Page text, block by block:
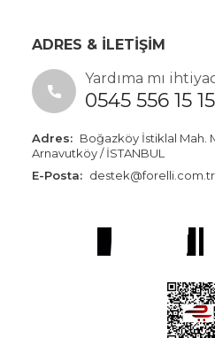
ADRES & İLETİŞİM
Yardıma mı
0545 556 15 15
Adres: Boğazköy İstiklal Mah.
Arnavutköy / İSTANBUL
E-Posta: destek@forelli.com.tr